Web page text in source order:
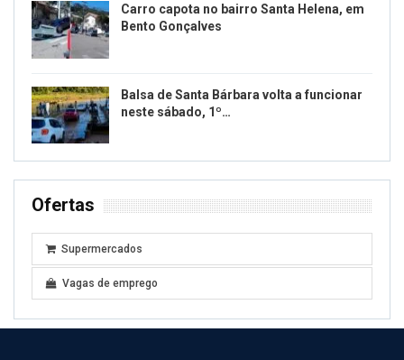
Carro capota no bairro Santa Helena, em
Bento Gonçalves
Balsa de Santa Bárbara volta a funcionar
neste sábado, 1º…
Ofertas
Supermercados
Vagas de emprego